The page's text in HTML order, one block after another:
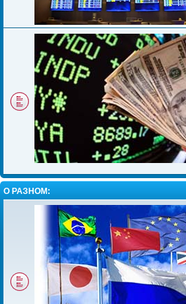
О РАЗНОМ: